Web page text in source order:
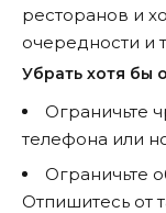
ресторанов и
очередности и
Убрать хотя бы
Ограничьте
телефона или
Ограничьте
Отпишитесь от